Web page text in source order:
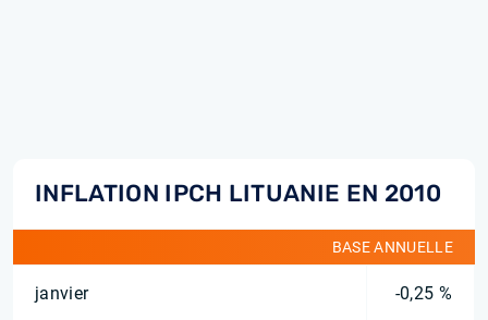
INFLATION IPCH LITUANIE EN 2010
BASE ANNUELLE
janvier -0,25 %